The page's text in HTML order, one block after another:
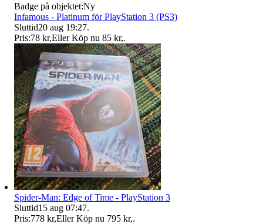
Badge på objektet:Ny
Infamous - Platinum för PlayStation 3 (PS3)
Sluttid20 aug 19:27.
Pris:78 kr,Eller Köp nu 85 kr,.
Spider-Man: Edge of Time - PlayStation 3
Sluttid15 aug 07:47.
Pris:778 kr,Eller Köp nu 795 kr,.